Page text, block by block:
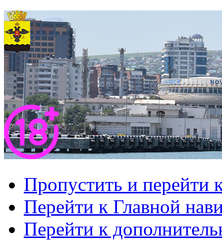
Пропустить и перейти
Перейти к Главной
Перейти к